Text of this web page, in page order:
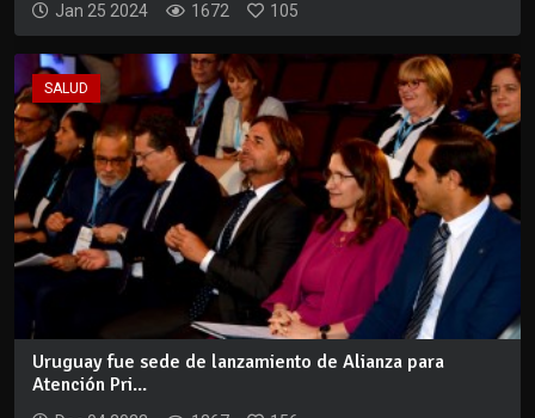
Jan 25 2024 1672 105
SALUD
Uruguay fue sede de lanzamiento de Alianza para
Atención Pri...